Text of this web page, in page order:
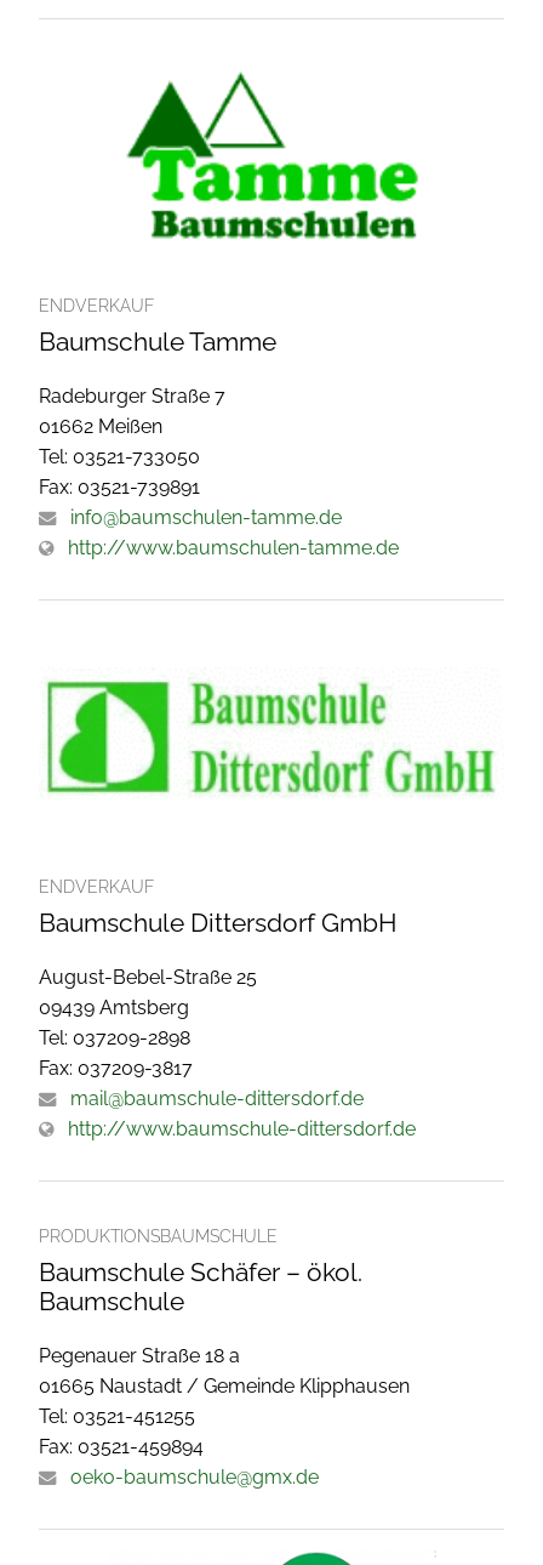
ENDVERKAUF
Baumschule Tamme
Radeburger Straße 7
01662 Meißen
Tel: 03521-733050
Fax: 03521-739891
info@baumschulen-tamme.de
http://www.baumschulen-tamme.de
ENDVERKAUF
Baumschule Dittersdorf GmbH
August-Bebel-Straße 25
09439 Amtsberg
Tel: 037209-2898
Fax: 037209-3817
mail@baumschule-dittersdorf.de
http://www.baumschule-dittersdorf.de
PRODUKTIONSBAUMSCHULE
Baumschule Schäfer – ökol.
Baumschule
Pegenauer Straße 18 a
01665 Naustadt / Gemeinde Klipphausen
Tel: 03521-451255
Fax: 03521-459894
oeko-baumschule@gmx.de